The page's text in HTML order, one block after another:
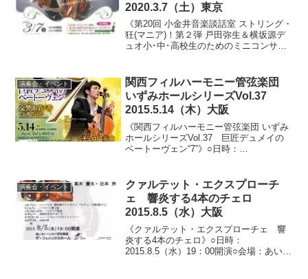
2020.3.7（土）東京
《第20回 小金井音楽談話室 ストリング・
狂(マニア)！第２弾 戸田弥生＆横坂源デ
ュオ小･中･高校生のためのミニコンサー
小金井 宮地楽器ホール小...
演奏会・イベント
関西フィルハーモニー管弦楽団
いずみホールシリーズVol.37
2015.5.14（木）大阪
《関西フィルハーモニー管弦楽団 いずみ
ホールシリーズVol.37 巨匠デュメイの
ベートーヴェン“7”》○日時：
区）○料金：全指定席 S席5,000円...
演奏会・イベント
クァルテット・エクスプローチ
ェ 響炎する4本のチェロ
2015.8.5（水）大阪
《クァルテット・エクスプローチェ 響
炎する4本のチェロ》○日時：
2015.8.5（水）19：00開演○会場：あいお